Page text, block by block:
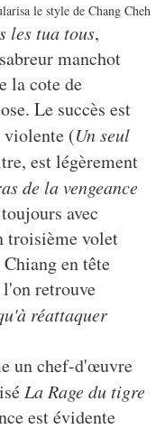
le style de Chang Cheh
les tua tous,
manchot
la cote de
Le succès est
violente (Un seul
est légèrement
de la vengeance
avec
troisième volet
en tête
retrouve
réattaquer
un chef-d'œuvre
La Rage du tigre
est évidente